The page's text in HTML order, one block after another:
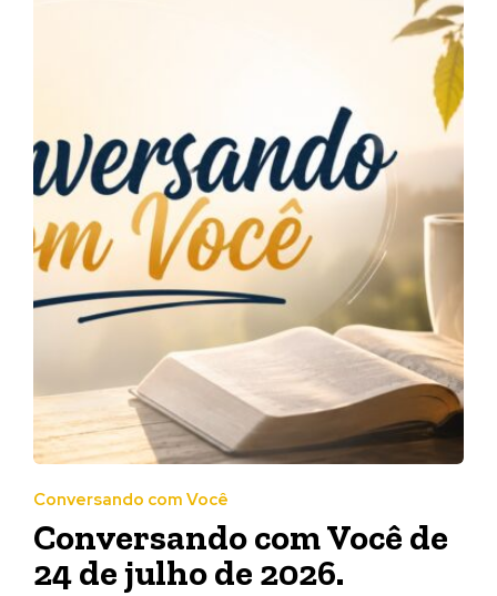
Conversando com Você
Conversando com Você de
24 de julho de 2026.